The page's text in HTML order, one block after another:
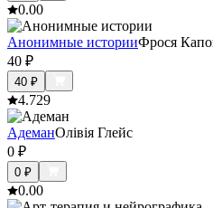
0.00
Анонимные историиФрося
40 ₽
40 ₽
4.729
АдеманОлівія Глейс
0 ₽
0 ₽
0.00